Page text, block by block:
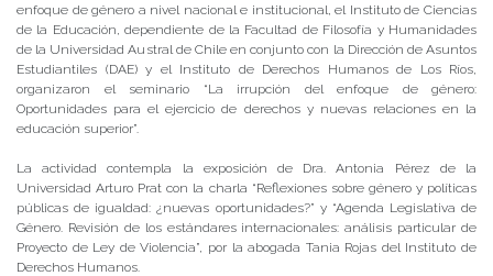
enfoque de género a nivel nacional e institucional, el Instituto de Ciencias
de la Educación, dependiente de la Facultad de Filosofía y Humanidades
de la Universidad Austral de Chile en conjunto con la Dirección de Asuntos
Estudiantiles (DAE) y el Instituto de Derechos Humanos de Los Ríos,
organizaron el seminario “La irrupción del enfoque de género:
Oportunidades para el ejercicio de derechos y nuevas relaciones en la
educación superior”.
La actividad contempla la exposición de Dra. Antonia Pérez de la
Universidad Arturo Prat con la charla “Reflexiones sobre género y políticas
públicas de igualdad: ¿nuevas oportunidades?” y “Agenda Legislativa de
Género. Revisión de los estándares internacionales: análisis particular de
Proyecto de Ley de Violencia”, por la abogada Tania Rojas del Instituto de
Derechos Humanos.